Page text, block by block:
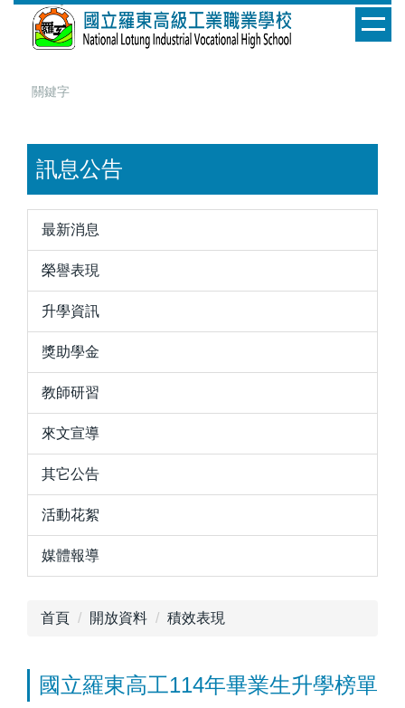
訊息公告
最新消息
榮譽表現
升學資訊
獎助學金
教師研習
來文宣導
其它公告
活動花絮
媒體報導
首頁 開放資料 積效表現
國立羅東高工114年畢業生升學榜單